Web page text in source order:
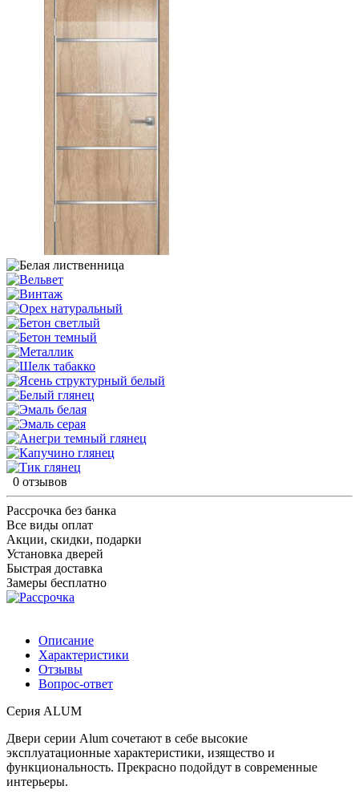
0 отзывов
Рассрочка без банка
Все виды оплат
Акции, скидки, подарки
Установка дверей
Быстрая доставка
Замеры бесплатно
Описание
Характеристики
Отзывы
Вопрос-ответ
Серия ALUM
Двери серии Alum сочетают в себе высокие
эксплуатационные характеристики, изящество и
функциональность. Прекрасно подойдут в современные
интерьеры.